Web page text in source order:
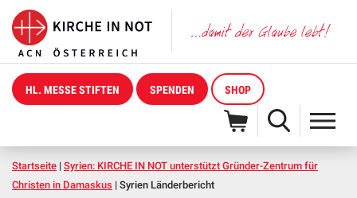
HL. MESSE STIFTEN SPENDEN SHOP
Startseite | Syrien: KIRCHE IN NOT unterstützt Gründer-Zentrum für
Christen in Damaskus | Syrien Länderbericht